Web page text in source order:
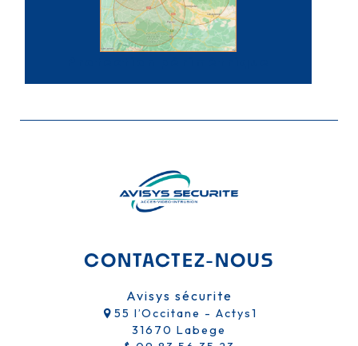
CONTACTEZ-NOUS
Avisys sécurite
55 l’Occitane - Actys1
31670 Labege